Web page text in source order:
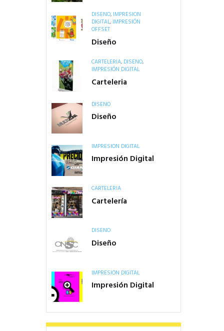
DISEÑO, IMPRESIÓN
DIGITAL, IMPRESIÓN
OFFSET
Diseño
CARTELERÍA, DISEÑO,
IMPRESIÓN DIGITAL
Carteleria
DISEÑO
Diseño
IMPRESIÓN DIGITAL
Impresión Digital
CARTELERÍA
Cartelería
DISEÑO
Diseño
IMPRESIÓN DIGITAL
Impresión Digital